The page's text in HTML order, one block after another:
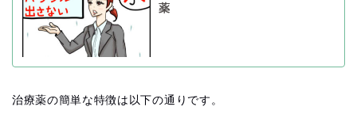
薬
治療薬の簡単な特徴は以下の通りです。